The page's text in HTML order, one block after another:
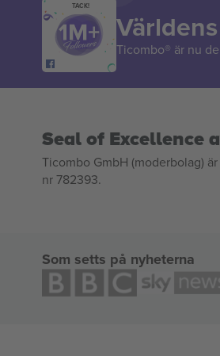
TACK!
Ticombo® är nu
Seal of Excellence
Ticombo GmbH (moderbolag)
nr 782393.
Som setts på nyheterna